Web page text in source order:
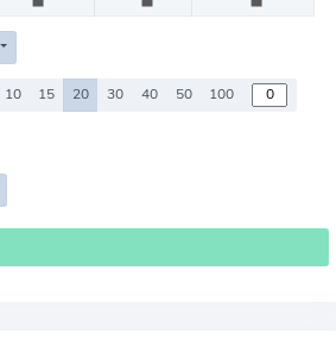
10 15 20 30 40 50 100